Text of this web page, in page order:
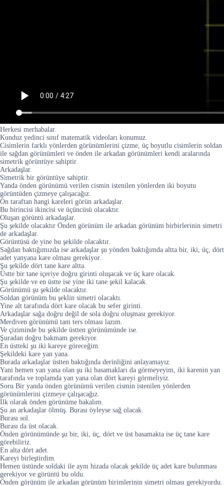
Herkesi merhabalar.
Kunduz yedinci sınıf matematik videoları konumuz.
Cisimlerin farklı yönlerden görünümlerini çizme, üç boyutlu cisimlerin soldan
ile sağdan görünümleri ve önden ile arkadan görünümleri kendi aralarında
simetrik görüntüye sahiptir.
Arkadaşlar.
Simetrik bir görüntüye sahiptir.
Yanda önden görünümü verilen cismin istenilen yönlerden iki boyutu
görüntüden çizmeye çalışacağız.
Ön taraftan hangi kareleri görün arkadaşlar.
Bu birincisi ikincisi ve üçüncüsü olacaktır.
Oluşan görüntü arkadaşlar.
Şu şekilde olacaktır Önden görünüm ile arkadan görünüm birbirlerinin simetri
de arkadaşlar.
Görüntüsü de yine bu şekilde olacaktır.
Sağdan baktığımızda ise arkadaşlar şu yönden baktığımda altta bir, iki, üç, dört
adet yanyana kare olması gerekiyor.
Şu şekilde dört tane kare altta.
Üstte bir tane içeriye doğru girinti oluşacak ve üç kare olacak.
Şu şekilde ve en üstte ise yine iki tane şekil kalacak.
Görünümü şu şekilde olacaktır.
Soldan görünüm bu şeklin simetri olacaktı.
Yine alt tarafında dört kare olacak bu sefer girinti.
Arkadaşlar sağa doğru değil de sola doğru oluşması gerekiyor.
Merdiven görünümü tam ters olması lazım.
Ve çiziminde bu şekilde üstten görünümünde ise.
Şuradan doğru bakmam gerekiyor.
En üstteki şu iki kareye göreceğim.
Şekildeki kare yan yana.
Burada arkadaşlar üstten baktığında derinliğini anlayamayız.
Yani hemen yan yana olan şu iki basamakları da görmeyeyim, iki karenin yan
tarafında ve toplamda yan yana olan dört kareyi görmeliyiz.
Soru Bir yanda önden görünümü verilen cismin istenilen yönlerden
görünümlerini çizmeye çalışacağız.
İlk olarak önden görünüme bakalım.
Şu an arkadaşlar ölmüş. Burası öyleyse sağ olacak.
Burası sol.
Burası da üst olacak.
Önden görünümünde şu bir, iki, üç, dört ve üst basamakta ise üç tane kare
görebiliriz.
En alta dört adet.
Kareyi birleştirdim.
Hemen üstünde soldaki ile aynı hizada olacak şekilde üç adet kare bulunması
gerekiyor ve görüntü bu oldu.
Önden görünüm ile arkadan görünüm birimlerinin simetri olması gerekiyordu.